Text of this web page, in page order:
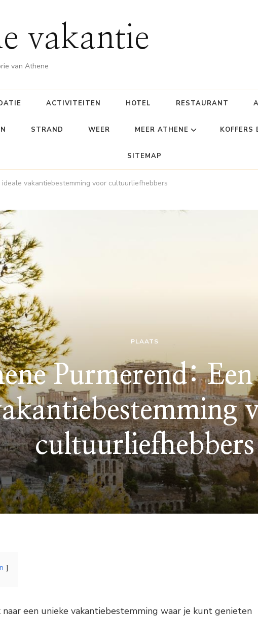
vakantie
van Athene
ACTIVITEITEN HOTEL RESTAURANT
STRAND WEER MEER ATHENE KOFFERS
SITEMAP
ideale vakantiebestemming voor cultuurliefhebbers
PLAATS
Purmerend: Een
cultuurliefhebbers
naar een unieke vakantiebestemming waar je kunt genieten